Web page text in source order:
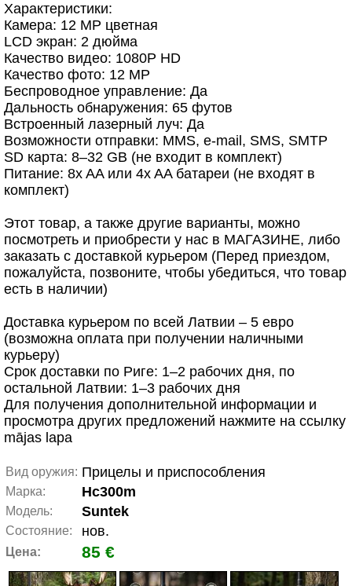
Характеристики:
Камера: 12 MP цветная
LCD экран: 2 дюйма
Качество видео: 1080P HD
Качество фото: 12 MP
Беспроводное управление: Да
Дальность обнаружения: 65 футов
Встроенный лазерный луч: Да
Возможности отправки: MMS, e-mail, SMS, SMTP
SD карта: 8–32 GB (не входит в комплект)
Питание: 8x AA или 4x AA батареи (не входят в
комплект)
Этот товар, а также другие варианты, можно
посмотреть и приобрести у нас в МАГАЗИНЕ, либо
заказать с доставкой курьером (Перед приездом,
пожалуйста, позвоните, чтобы убедиться, что товар
есть в наличии)
Доставка курьером по всей Латвии – 5 евро
(возможна оплата при получении наличными
курьеру)
Срок доставки по Риге: 1–2 рабочих дня, по
остальной Латвии: 1–3 рабочих дня
Для получения дополнительной информации и
просмотра других предложений нажмите на ссылку
mājas lapa
Вид оружия: Прицелы и приспособления
Марка: Hc300m
Модель: Suntek
Состояние: нов.
Цена: 85 €